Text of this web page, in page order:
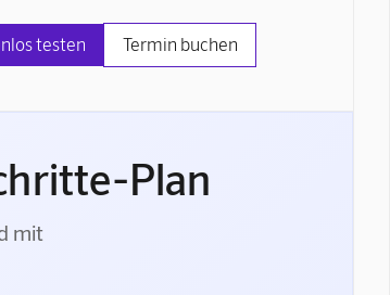
testen Termin buchen
Plan
mit